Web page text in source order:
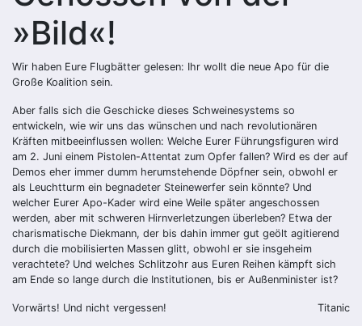
»Bild«!
Wir haben Eure Flugbätter gelesen: Ihr wollt die neue Apo für die
Große Koalition sein.
Aber falls sich die Geschicke dieses Schweinesystems so
entwickeln, wie wir uns das wünschen und nach revolutionären
Kräften mitbeeinflussen wollen: Welche Eurer Führungsfiguren wird
am 2. Juni einem Pistolen-Attentat zum Opfer fallen? Wird es der auf
Demos eher immer dumm herumstehende Döpfner sein, obwohl er
als Leuchtturm ein begnadeter Steinewerfer sein könnte? Und
welcher Eurer Apo-Kader wird eine Weile später angeschossen
werden, aber mit schweren Hirnverletzungen überleben? Etwa der
charismatische Diekmann, der bis dahin immer gut geölt agitierend
durch die mobilisierten Massen glitt, obwohl er sie insgeheim
verachtete? Und welches Schlitzohr aus Euren Reihen kämpft sich
am Ende so lange durch die Institutionen, bis er Außenminister ist?
Vorwärts! Und nicht vergessen! Titanic